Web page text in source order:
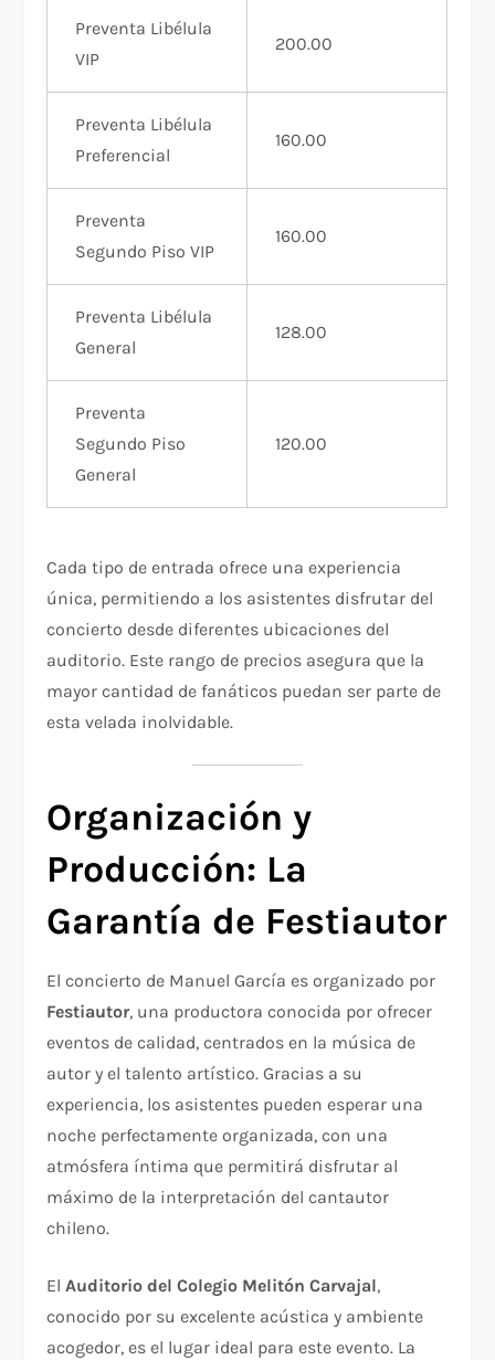
Preventa Libélula
VIP
200.00
Preventa Libélula
Preferencial
160.00
Preventa
Segundo Piso VIP
160.00
Preventa Libélula
General
128.00
Preventa
Segundo Piso
General
120.00
Cada tipo de entrada ofrece una experiencia
única, permitiendo a los asistentes disfrutar del
concierto desde diferentes ubicaciones del
auditorio. Este rango de precios asegura que la
mayor cantidad de fanáticos puedan ser parte de
esta velada inolvidable.
Organización y
Producción: La
Garantía de Festiautor
El concierto de Manuel García es organizado por
Festiautor, una productora conocida por ofrecer
eventos de calidad, centrados en la música de
autor y el talento artístico. Gracias a su
experiencia, los asistentes pueden esperar una
noche perfectamente organizada, con una
atmósfera íntima que permitirá disfrutar al
máximo de la interpretación del cantautor
chileno.
ElAuditorio del Colegio Melitón Carvajal,
conocido por su excelente acústica y ambiente
acogedor, es el lugar ideal para este evento. La